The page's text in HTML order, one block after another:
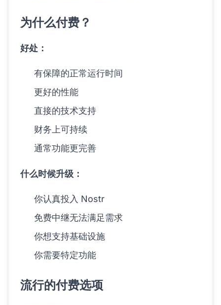
为什么付费？
好处：
有保障的正常运行时间
更好的性能
直接的技术支持
财务上可持续
通常功能更完善
什么时候升级：
你认真投入 Nostr
免费中继无法满足需求
你想支持基础设施
你需要特定功能
流行的付费选项